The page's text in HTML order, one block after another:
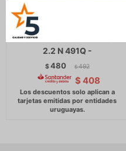
CABLE BUJIA GREAT WALL
JGO DEER SAILOR WINGLE
2.2 N 491Q -
$480 $ 492
$ 408